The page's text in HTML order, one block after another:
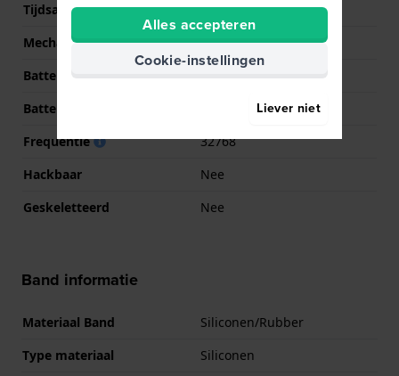
Tijdsaanduiding
Digitaal
Mechanisme
Quartz
Batterij
Renata CR2016 Batterij
Batterijduur
24 Maanden
Frequentie
32768
Hackbaar
Nee
Geskeletteerd
Nee
Band informatie
Materiaal Band
Siliconen/Rubber
Type materiaal
Siliconen
Alles accepteren
Cookie-instellingen
Liever niet